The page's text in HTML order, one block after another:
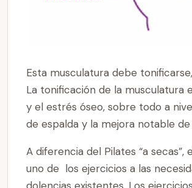
Esta musculatura debe
La tonificación de la musculatura
y el estrés óseo, sobre todo a
de espalda y la mejora notable
A diferencia del Pilates “a secas”,
uno de los ejercicios a las
dolencias existentes. Los